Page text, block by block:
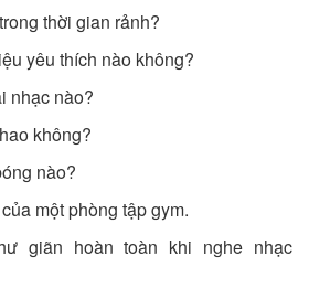
thời gian rảnh?
yêu thích nào không?
nhạc nào?
không?
nào?
một phòng tập gym.
giãn hoàn toàn khi nghe nhạc